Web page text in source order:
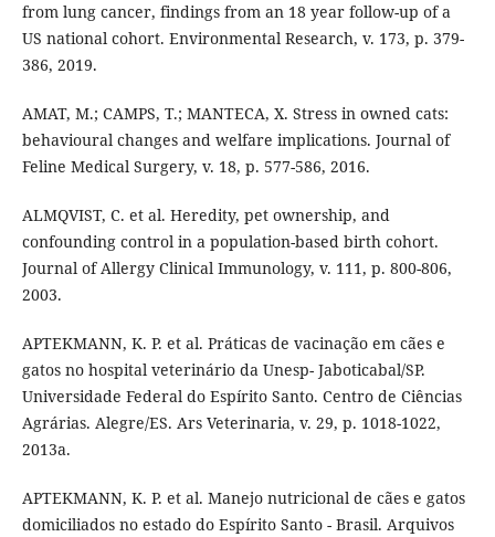
from lung cancer, findings from an 18 year follow-up of a
US national cohort. Environmental Research, v. 173, p. 379-
386, 2019.
AMAT, M.; CAMPS, T.; MANTECA, X. Stress in owned cats:
behavioural changes and welfare implications. Journal of
Feline Medical Surgery, v. 18, p. 577-586, 2016.
ALMQVIST, C. et al. Heredity, pet ownership, and
confounding control in a population-based birth cohort.
Journal of Allergy Clinical Immunology, v. 111, p. 800-806,
2003.
APTEKMANN, K. P. et al. Práticas de vacinação em cães e
gatos no hospital veterinário da Unesp- Jaboticabal/SP.
Universidade Federal do Espírito Santo. Centro de Ciências
Agrárias. Alegre/ES. Ars Veterinaria, v. 29, p. 1018-1022,
2013a.
APTEKMANN, K. P. et al. Manejo nutricional de cães e gatos
domiciliados no estado do Espírito Santo - Brasil. Arquivos